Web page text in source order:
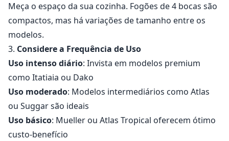
Meça o espaço da sua cozinha. Fogões de 4 bocas são
compactos, mas há variações de tamanho entre os
modelos.
3. Considere a Frequência de Uso
Uso intenso diário: Invista em modelos premium
como Itatiaia ou Dako
Uso moderado: Modelos intermediários como Atlas
ou Suggar são ideais
Uso básico: Mueller ou Atlas Tropical oferecem ótimo
custo-benefício